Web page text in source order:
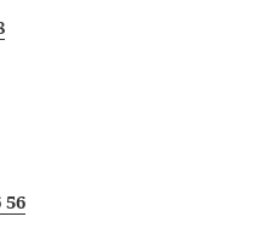
56